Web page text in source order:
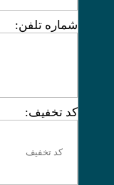
شماره تلفن:
کد تخفیف: